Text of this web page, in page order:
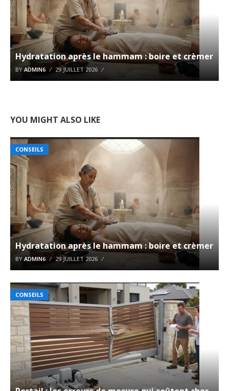
Hydratation après le hammam : boire et crèmer
BY ADMIN6 29 JUILLET 2026
YOU MIGHT ALSO LIKE
CONSEILS
Hydratation après le hammam : boire et crèmer
BY ADMIN6 29 JUILLET 2026
CONSEILS